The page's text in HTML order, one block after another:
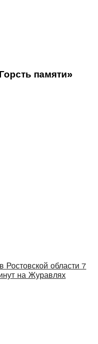
памяти»
Ростовской области 7
на Журавлях